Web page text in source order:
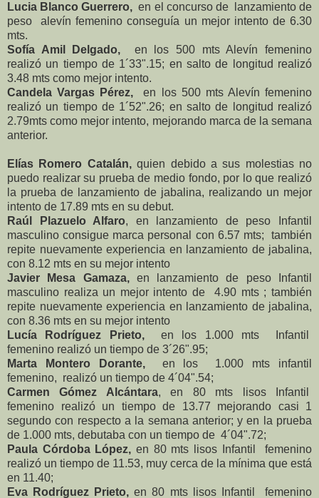
Lucia Blanco Guerrero, en el concurso de lanzamiento de
peso alevín femenino conseguía un mejor intento de 6.30
mts.
Sofía Amil Delgado,
en los 500 mts Alevín femenino
realizó un tiempo de 1´33".15; en salto de longitud realizó
3.48 mts como mejor intento.
Candela Vargas Pérez, en los 500 mts Alevín femenino
realizó un tiempo de 1´52".26; en salto de longitud realizó
2.79mts como mejor intento, mejorando marca de la semana
anterior.
Elías Romero Catalán,quien debido a sus molestias no
puedo realizar su prueba de medio fondo, por lo que realizó
la prueba de lanzamiento de jabalina, realizando un mejor
intento de 17.89 mts en su debut.
Raúl Plazuelo Alfaro, en lanzamiento de peso Infantil
masculino consigue marca personal con 6.57 mts; también
repite nuevamente experiencia en lanzamiento de jabalina,
con 8.12 mts en su mejor intento
Javier Mesa Gamaza,en lanzamiento de peso Infantil
masculino realiza un mejor intento de 4.90 mts ; también
repite nuevamente experiencia en lanzamiento de jabalina,
con 8.36 mts en su mejor intento
Lucía Rodríguez Prieto,
en los 1.000 mts Infantil
femenino realizó un tiempo de 3´26".95;
Marta Montero Dorante,en los 1.000 mts infantil
femenino, realizó un tiempo de 4´04".54;
Carmen Gómez Alcántara, en 80 mts lisos Infantil
femenino realizó un tiempo de 13.77 mejorando casi 1
segundo con respecto a la semana anterior; y en la prueba
de 1.000 mts, debutaba con un tiempo de 4´04".72;
Paula Córdoba López, en 80 mts lisos Infantil femenino
realizó un tiempo de 11.53, muy cerca de la mínima que está
en 11.40;
Eva Rodríguez Prieto,en 80 mts lisos Infantil femenino